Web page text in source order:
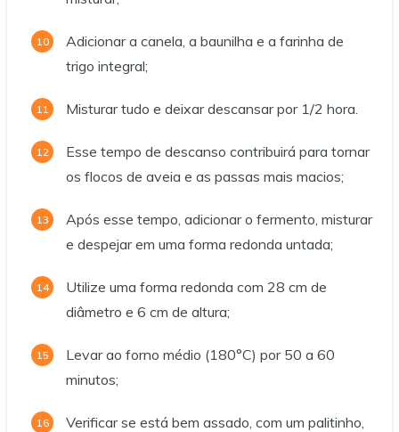
Adicionar a canela, a baunilha e a farinha de
trigo integral;
Misturar tudo e deixar descansar por 1/2 hora.
Esse tempo de descanso contribuirá para tornar
os flocos de aveia e as passas mais macios;
Após esse tempo, adicionar o fermento, misturar
e despejar em uma forma redonda untada;
Utilize uma forma redonda com 28 cm de
diâmetro e 6 cm de altura;
Levar ao forno médio (180°C) por 50 a 60
minutos;
Verificar se está bem assado, com um palitinho,